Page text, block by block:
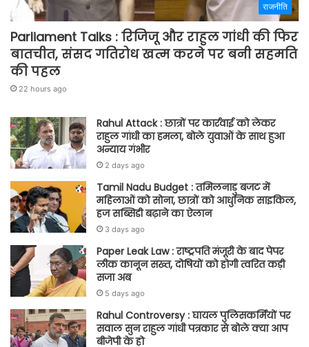
राजनीति
Parliament Talks : रिजिजू और राहुल गांधी की फिर
बातचीत, संसद गतिरोध खत्म करने पर बनी सहमति
की पहल
22 hours ago
Rahul Attack : छात्रों पर कार्रवाई को लेकर
राहुल गांधी का हमला, बोले युवाओं के साथ हुआ
अन्याय गंभीर
2 days ago
Tamil Nadu Budget : तमिलनाडु बजट में
महिलाओं को सोना, छात्रों को आधुनिक साइकिल,
हज सब्सिडी बढ़ाने का ऐलान
3 days ago
Paper Leak Law : राष्ट्रपति मंजूरी के बाद पेपर
लीक कानून सख्त, दोषियों को होगी त्वरित कड़ी
सजा अब
5 days ago
Rahul Controversy : घायल पुलिसकर्मियों पर
सवाल सुन राहुल गांधी पत्रकार से बोले क्या आप
बीजेपी के हो